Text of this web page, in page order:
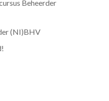
Beheerder
(NI)BHV